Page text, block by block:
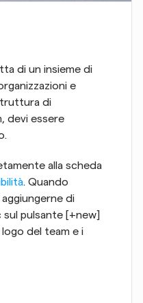
di un insieme di
e
di
devi essere
alla scheda
. Quando
di
pulsante [+new]
del team e i